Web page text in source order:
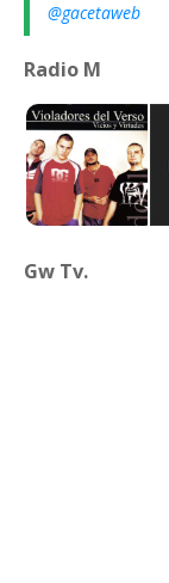
@gacetaweb
Radio M
Gw Tv.